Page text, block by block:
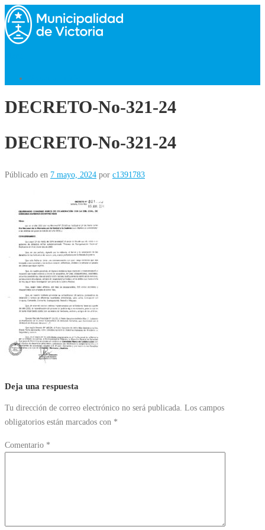
Saltar
al
contenido
DECRETO-No-321-24
DECRETO-No-321-24
Públicado en 7 mayo, 2024 por c1391783
Deja una respuesta
Tu dirección de correo electrónico no será publicada. Los campos
obligatorios están marcados con *
Comentario *